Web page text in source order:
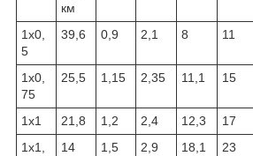
км
1х0,
5
39,6 0,9 2,1 8 11
1х0,
75
25,5 1,15 2,35 11,1 15
1х1 21,8 1,2 2,4 12,3 17
1х1,
14 1,5 2,9 18,1 23